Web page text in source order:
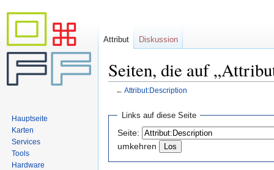
Seiten, die auf
← Attribut:Description
Navigation
springen
springen
Links auf diese Seite
Seite:
umkehren
Attribut Diskussion
Hauptseite
Karten
Services
Tools
Hardware